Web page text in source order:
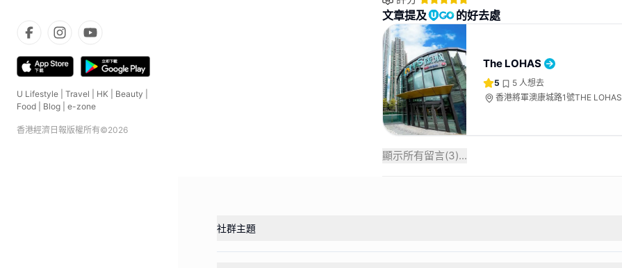
U Lifestyle Travel HK Beauty
Food
Blog e-zone
香港經濟日報版權所有©2026
文章提及 的好去處
The LOHAS
5 5 人想去
香港將軍澳康城路1號THE LOHAS,
顯示所有留言(3)...
社群主題